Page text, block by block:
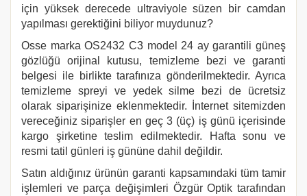
için yüksek derecede ultraviyole süzen bir camdan
yapılması gerektiğini biliyor muydunuz?
Osse markaOS2432 C3 model 24 ay garantili güneş
gözlüğü orijinal kutusu, temizleme bezi ve garanti
belgesi ile birlikte tarafınıza gönderilmektedir. Ayrıca
temizleme spreyi ve yedek silme bezi de ücretsiz
olarak siparişinize eklenmektedir. İnternet sitemizden
vereceğiniz siparişler en geç 3 (üç) iş günü içerisinde
kargo şirketine teslim edilmektedir. Hafta sonu ve
resmi tatil günleri iş gününe dahil değildir.
Satın aldığınız ürünün garanti kapsamındaki tüm tamir
işlemleri ve parça değişimleri Özgür Optik tarafından